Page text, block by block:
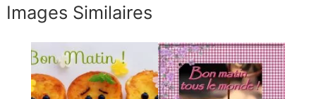
Images Similaires